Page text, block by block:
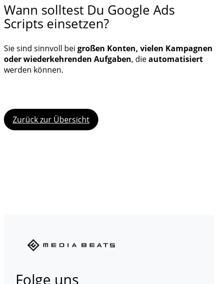
Wann solltest Du Google Ads
Scripts einsetzen?
Sie sind sinnvoll bei großen Konten, vielen Kampagnen
oder wiederkehrenden Aufgaben, dieautomatisiert
werden können.
Zurück zur Übersicht
Folge uns